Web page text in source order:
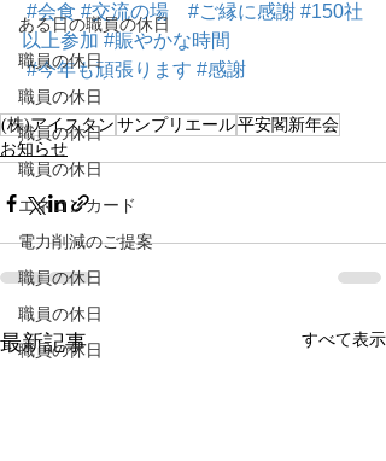
ある日の職員の休日
職員の休日
職員の休日
職員の休日
職員の休日
エネコンカード
電力削減のご提案
職員の休日
職員の休日
職員の休日
#会食 #交流の場 #ご縁に感謝 #150社
以上参加 #賑やかな時間
#今年も頑張ります #感謝
(株)アイスタン サンプリエール平安閣新年会
お知らせ
最新記事 すべて表示